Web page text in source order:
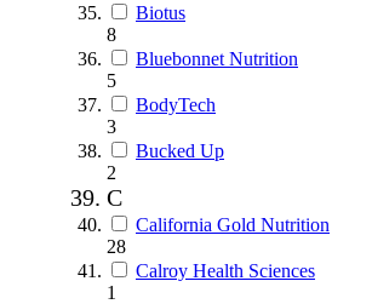
Biotus
8
Bluebonnet Nutrition
5
BodyTech
3
Bucked Up
2
C
California Gold Nutrition
28
Calroy Health Sciences
1